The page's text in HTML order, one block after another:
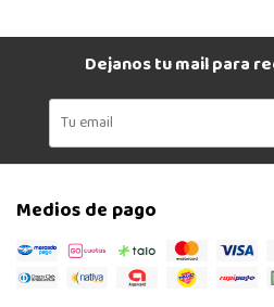
Dejanos tu mail para
Medios de pago